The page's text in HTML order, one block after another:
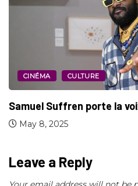
CINÉMA CULTURE
Nouvelle règle des Oscars
May 5, 2025
Leave a Reply